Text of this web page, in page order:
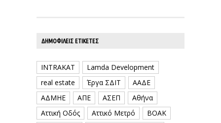
ΔΗΜΟΦΙΛΕΊΣ ΕΤΙΚΈΤΕΣ
INTRAKAT
Lamda Development
real estate
Έργα ΣΔΙΤ
ΑΑΔΕ
ΑΔΜΗΕ
ΑΠΕ ΑΣΕΠ
Αθήνα
Αττική Οδός
Αττικό Μετρό
ΒΟΑΚ